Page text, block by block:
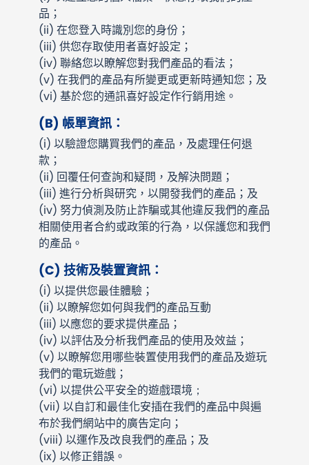
品；
(ii) 在您登入時識別您的身份；
(iii) 供您存取使用者喜好設定；
(iv) 聯絡您以瞭解您對我們產品的看法；
(v) 在我們的產品有所變更或更新時通知您；及
(vi) 基於您的通訊喜好設定作行銷用途。
(B) 帳單資訊：
(i) 以驗證您購買我們的產品，及處理任何退
款；
(ii) 回覆任何查詢和疑問，及解決問題；
(iii) 進行分析與研究，以開發我們的產品；及
(iv) 努力偵測及防止詐騙或其他違反我們的產品
相關使用者合約或政策的行為，以保護您和我們
的產品。
(C) 技術及裝置資訊：
(i) 以提供您最佳體驗；
(ii) 以瞭解您如何與我們的產品互動
(iii) 以應您的要求提供產品；
(iv) 以評估及分析我們產品的使用及效益；
(v) 以瞭解您用哪些裝置使用我們的產品及遊玩
我們的電玩遊戲；
(vi) 以提供公平安全的遊戲環境 ；
(vii) 以自訂和最佳化安插在我們的產品中與遍
布於我們網站中的廣告定向；
(viii) 以運作及改良我們的產品；及
(ix) 以修正錯誤。